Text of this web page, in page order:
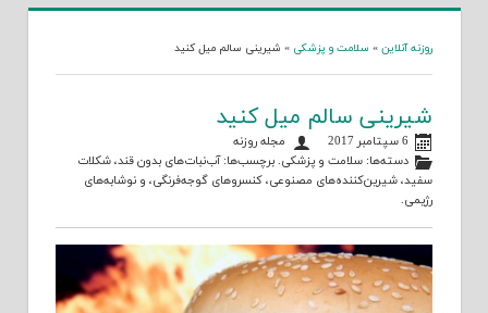
روزنه آنلاین » سلامت و پزشکی » شیرینی سالم میل کنید
شیرینی سالم میل کنید
6 سپتامبر 2017
مجله روزنه
دسته‌ها:سلامت و پزشکی. برچسب‌ها:آب‌نبات‌های بدون قند،شکلات
سفید، شیرین‌کننده‌های مصنوعی، کنسروهای گوجه‌فرنگی، و نوشابه‌های
رژیمی.